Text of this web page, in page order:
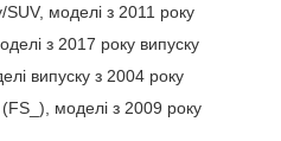
моделі з 2011 року
з 2017 року випуску
випуску з 2004 року
моделі з 2009 року